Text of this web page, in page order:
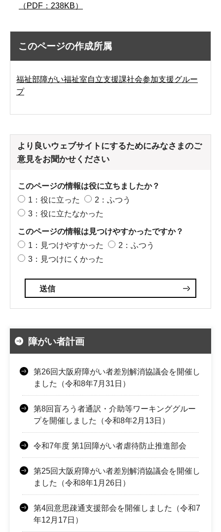
（PDF：238KB）
このページの作成所属
福祉部障がい福祉室自立支援課社会参加支援グルー
プ
より良いウェブサイトにするためにみなさまのご
意見をお聞かせください
このページの情報は役に立ちましたか？
1：役に立った
2：ふつう
3：役に立たなかった
このページの情報は見つけやすかったですか？
1：見つけやすかった
2：ふつう
3：見つけにくかった
障がい者計画
第26回大阪府障がい者差別解消協議会を開催し
ました（令和8年7月31日）
第8回盲ろう者通訳・介助等ワーキンググルー
プを開催しました（令和8年2月13日）
令和7年度 第1回障がい者虐待防止推進部会
第25回大阪府障がい者差別解消協議会を開催し
ました（令和8年1月26日）
第4回意思疎通支援部会を開催しました（令和7
年12月17日）